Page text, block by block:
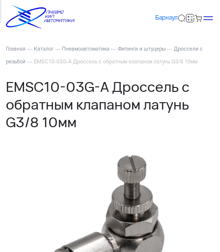
Барнаул
Главная — Каталог — Пневмоавтоматика — Фитинги и штуцеры — Дроссели с
резьбой — EMSC10-03G-A Дроссель с обратным клапаном латунь G3/8 10мм
EMSC10-03G-A Дроссель с
обратным клапаном латунь
G3/8 10мм